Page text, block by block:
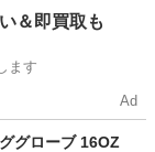
＆即買取も
ます
Ad
グローブ 16OZ